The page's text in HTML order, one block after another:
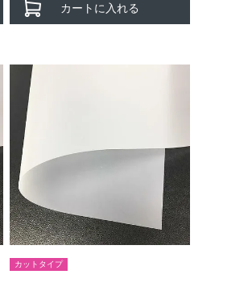
カートに入れる
カットタイプ